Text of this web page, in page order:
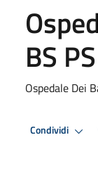
BS
Ospedale Dei
Condividi